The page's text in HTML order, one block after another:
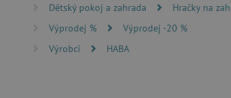
Dětský pokoj a zahrada
Hračky na
Výprodej %
Výprodej -20 %
Výrobci
HABA